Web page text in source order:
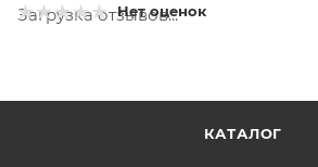
Нет оценок
Загрузка отзывов...
КАТАЛОГ